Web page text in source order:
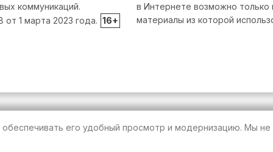
в Интернете возможно только
материалы из которой
коммуникаций.
1 марта 2023 года. 16+
его удобный просмотр и модернизацию. Мы